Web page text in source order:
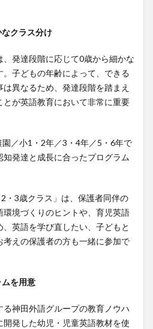
クラス分け
発達段階に応じて0歳から細かな
子どもの年齢によって、できる
異なるため、発達段階を踏まえ
が英語教育において非常に重要
／小1・2年／3・4年／5・6年で
発達と成長に合ったプログラム
・3歳クラス」は、保護者同伴の
境づくりのヒントや、育児英語
英語を学び直したい、子どもと
えの保護者の方も一緒に参加で
を用意
神田外語グループの教育ノウハ
発した幼児・児童英語教材を使